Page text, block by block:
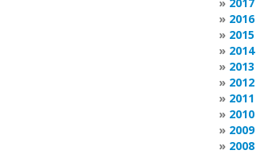
2016
2015
2014
2013
2012
2011
2010
2009
2008